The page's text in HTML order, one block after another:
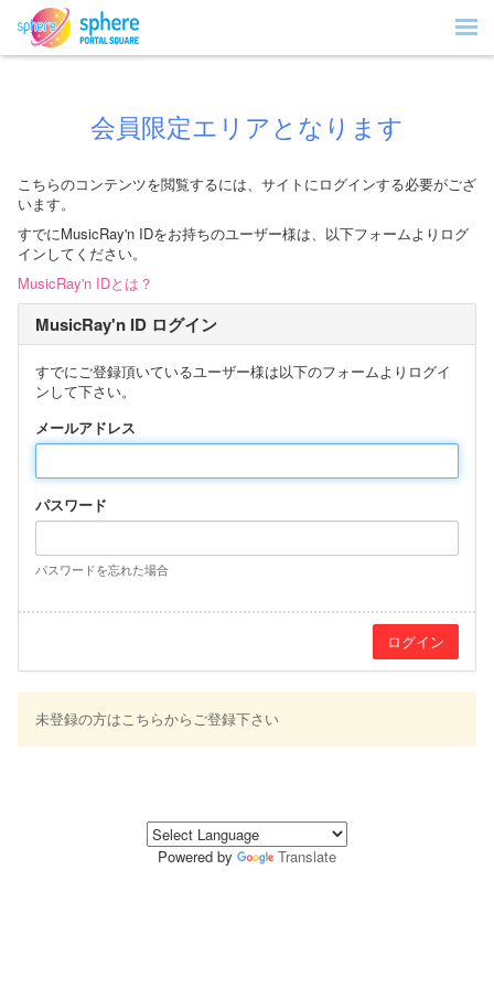
会員限定エリアとなります
こちらのコンテンツを閲覧するには、サイトにログインする必要がござ
います。
すでにMusicRay'n IDをお持ちのユーザー様は、以下フォームよりログ
インしてください。
MusicRay'n IDとは？
MusicRay'n ID ログイン
すでにご登録頂いているユーザー様は以下のフォームよりログイ
ンして下さい。
メールアドレス
パスワード
パスワードを忘れた場合
未登録の方はこちらからご登録下さい
Powered by Translate